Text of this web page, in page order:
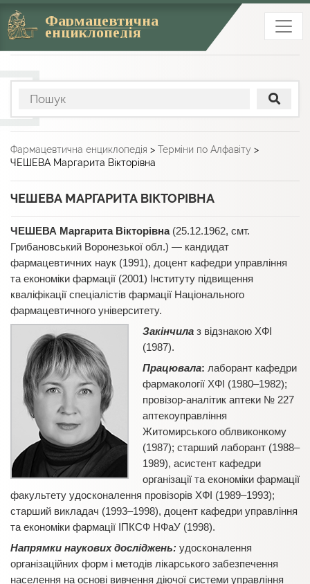
Фармацевтична
енциклопедія
Фармацевтична енциклопедія > Терміни по Алфавіту >
ЧЕШЕВА Маргарита Вікторівна
ЧЕШЕВА МАРГАРИТА ВІКТОРІВНА
ЧЕШЕВА Маргарита Вікторівна(25.12.1962, смт.
Грибановський Воронезької обл.) — кандидат
фармацевтичних наук (1991), доцент кафедри управління
та економіки фармації (2001) Інституту підвищення
кваліфікації спеціалістів фармації Національного
фармацевтичного університету.
Закінчила з відзнакою ХФІ
(1987).
Працювала: лаборант кафедри
фармакології ХФІ (1980–1982);
провізор-аналітик аптеки № 227
аптекоуправління
Житомирського облвиконкому
(1987); старший лаборант (1988–
1989), асистент кафедри
організації та економіки фармації
факультету удосконалення провізорів ХФІ (1989–1993);
старший викладач (1993–1998), доцент кафедри управління
та економіки фармації ІПКСФ НФаУ (1998).
Напрямки наукових досліджень: удосконалення
організаційних форм і методів лікарського забезпечення
населення на основі вивчення діючої системи управління